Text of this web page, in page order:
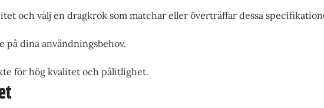
och välj en dragkrok som matchar eller överträffar dessa
på dina användningsbehov.
för hög kvalitet och pålitlighet.